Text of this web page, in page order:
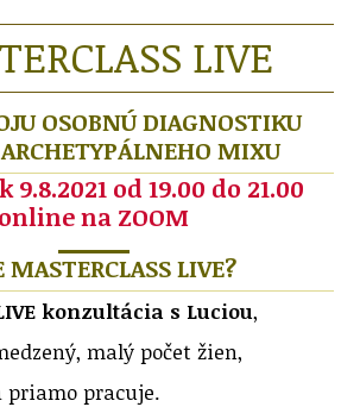
LIVE
OSOBNÚ DIAGNOSTIKU
MIXU
od 19.00 do 21.00
online na ZOOM
MASTERCLASS LIVE?
konzultácia s Luciou,
malý počet žien,
pracuje.